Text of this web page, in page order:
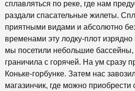
сплавляться по реке, где нам
раздали спасательные жилеты.
приятными видами и абсолютно
временами эту лодку-плот
мы посетили небольшие бассейны,
граничила с горячей. На ум сразу
Коньке-горбунке. Затем нас
магазинчик, где можно